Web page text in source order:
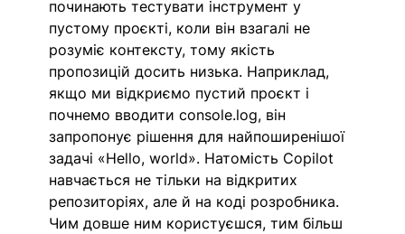
починають тестувати інструмент у
пустому проєкті, коли він взагалі не
розуміє контексту, тому якість
пропозицій досить низька. Наприклад,
якщо ми відкриємо пустий проєкт і
почнемо вводити console.log, він
запропонує рішення для найпоширенішої
задачі «Hello, world». Натомість Copilot
навчається не тільки на відкритих
репозиторіях, але й на коді розробника.
Чим довше ним користуєшся, тим більш